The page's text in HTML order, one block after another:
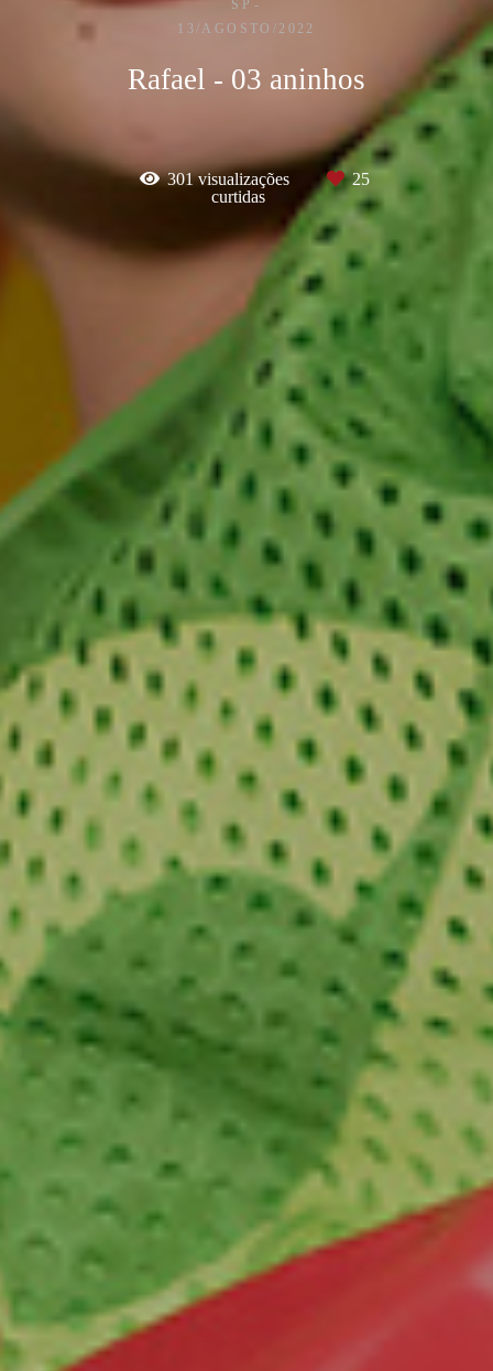
SP
13/AGOSTO/2022
Rafael - 03 aninhos
301visualizações
25
curtidas